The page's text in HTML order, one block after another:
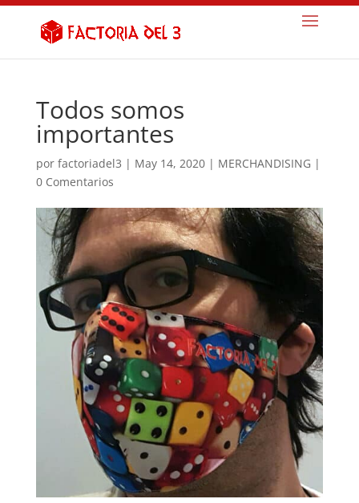
Todos somos
importantes
por factoriadel3 | May 14, 2020| MERCHANDISING |
0 Comentarios